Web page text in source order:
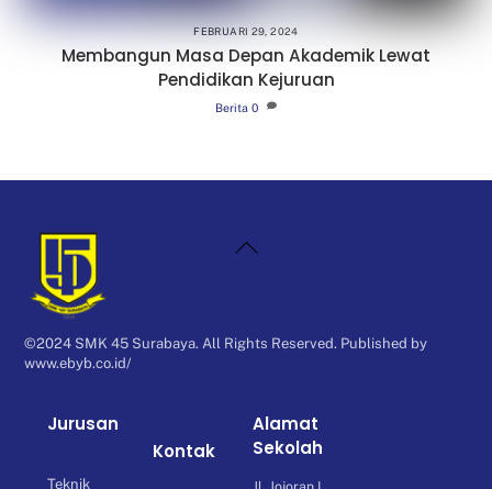
FEBRUARI 29, 2024
Membangun Masa Depan Akademik Lewat
Pendidikan Kejuruan
Berita 0
To
©2024 SMK 45 Surabaya. All Rights Reserved. Published by
www.ebyb.co.id/
Jurusan
Teknik
Kontak
Alamat
Sekolah